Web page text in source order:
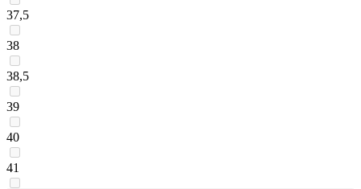
37,5
38
38,5
39
40
41